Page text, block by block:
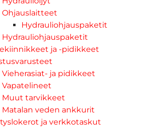
Ohjauslaitteet
Hydrauliohjauspaketit
Hydrauliohjauspaketit
ja -pidikkeet
Vieherasiat- ja pidikkeet
Vapatelineet
Muut tarvikkeet
Matalan veden ankkurit
ja verkkotaskut